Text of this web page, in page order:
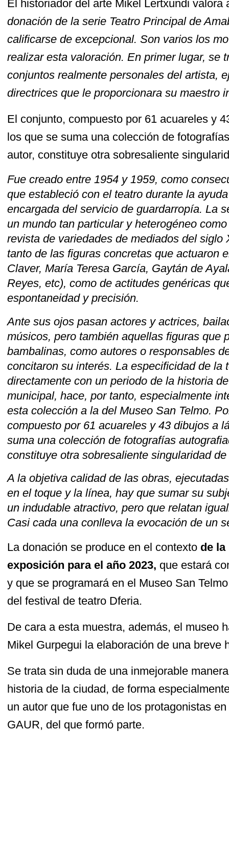
El historiador del arte Mikel Lertxundi
donación de la serie Teatro Principal de
calificarse de excepcional. Son varios los
realizar esta valoración. En primer lugar, se
conjuntos realmente personales del artista,
directrices que le proporcionara su maestro
El conjunto, compuesto por 61 acuareles y
los que se suma una colección de
autor, constituye otra sobresaliente
Fue creado entre 1954 y 1959, como
que estableció con el teatro durante la
encargada del servicio de guardarropía. La
un mundo tan particular y heterogéneo
revista de variedades de mediados del siglo
tanto de las figuras concretas que actuaron
Claver, María Teresa García, Gaytán de
Reyes, etc), como de actitudes genéricas
espontaneidad y precisión.
Ante sus ojos pasan actores y actrices,
músicos, pero también aquellas figuras que
bambalinas, como autores o responsables
concitaron su interés. La especificidad de la
directamente con un periodo de la historia
municipal, hace, por tanto, especialmente
esta colección a la del Museo San Telmo.
compuesto por 61 acuareles y 43 dibujos a
suma una colección de fotografías
constituye otra sobresaliente singularidad
A la objetiva calidad de las obras,
en el toque y la línea, hay que sumar su
un indudable atractivo, pero que relatan
Casi cada una conlleva la evocación de un
La donación se produce en el contexto de la
exposición para el año 2023, que estará
y que se programará en el Museo San
del festival de teatro Dferia.
De cara a esta muestra, además, el museo
Mikel Gurpegui la elaboración de una breve
Se trata sin duda de una inmejorable
historia de la ciudad, de forma
un autor que fue uno de los protagonistas
GAUR, del que formó parte.